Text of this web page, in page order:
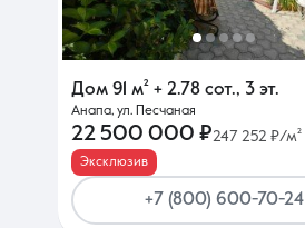
Дом 91 м² + 2.78 сот., 3 эт.
Анапа, ул. Песчаная
22 500 000 ₽247 252 ₽/м²
Эксклюзив
+7 (800) 600-70-24